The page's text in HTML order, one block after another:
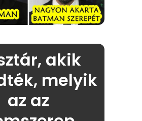
akik
melyik
az az